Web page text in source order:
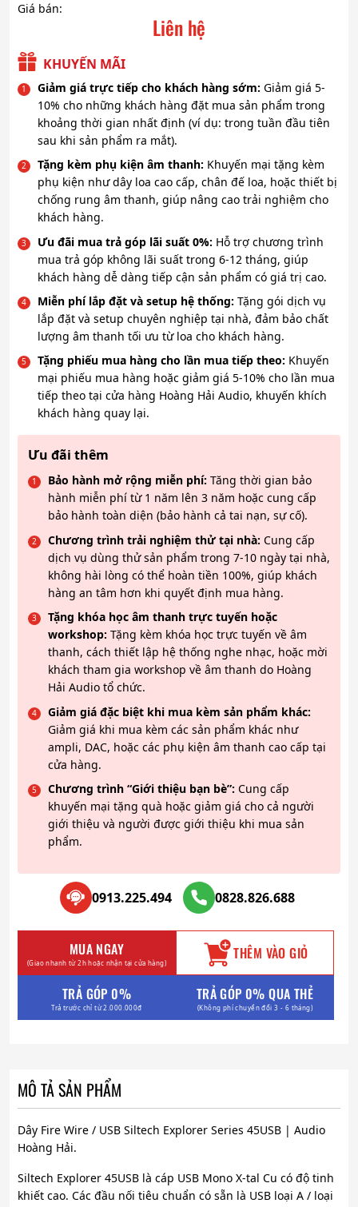
Giá bán:
Liên hệ
KHUYẾN MÃI
Giảm giá trực tiếp cho khách hàng sớm: Giảm giá 5-
10% cho những khách hàng đặt mua sản phẩm trong
khoảng thời gian nhất định (ví dụ: trong tuần đầu tiên
sau khi sản phẩm ra mắt).
Tặng kèm phụ kiện âm thanh: Khuyến mại tặng kèm
phụ kiện như dây loa cao cấp, chân đế loa, hoặc thiết bị
chống rung âm thanh, giúp nâng cao trải nghiệm cho
khách hàng.
Ưu đãi mua trả góp lãi suất 0%: Hỗ trợ chương trình
mua trả góp không lãi suất trong 6-12 tháng, giúp
khách hàng dễ dàng tiếp cận sản phẩm có giá trị cao.
Miễn phí lắp đặt và setup hệ thống: Tặng gói dịch vụ
lắp đặt và setup chuyên nghiệp tại nhà, đảm bảo chất
lượng âm thanh tối ưu từ loa cho khách hàng.
Tặng phiếu mua hàng cho lần mua tiếp theo: Khuyến
mại phiếu mua hàng hoặc giảm giá 5-10% cho lần mua
tiếp theo tại cửa hàng Hoàng Hải Audio, khuyến khích
khách hàng quay lại.
Ưu đãi thêm
Bảo hành mở rộng miễn phí: Tăng thời gian bảo
hành miễn phí từ 1 năm lên 3 năm hoặc cung cấp
bảo hành toàn diện (bảo hành cả tai nạn, sự cố).
Chương trình trải nghiệm thử tại nhà: Cung cấp
dịch vụ dùng thử sản phẩm trong 7-10 ngày tại nhà,
không hài lòng có thể hoàn tiền 100%, giúp khách
hàng an tâm hơn khi quyết định mua hàng.
Tặng khóa học âm thanh trực tuyến hoặc
workshop: Tặng kèm khóa học trực tuyến về âm
thanh, cách thiết lập hệ thống nghe nhạc, hoặc mời
khách tham gia workshop về âm thanh do Hoàng
Hải Audio tổ chức.
Giảm giá đặc biệt khi mua kèm sản phẩm khác:
Giảm giá khi mua kèm các sản phẩm khác như
ampli, DAC, hoặc các phụ kiện âm thanh cao cấp tại
cửa hàng.
Chương trình “Giới thiệu bạn bè”: Cung cấp
khuyến mại tặng quà hoặc giảm giá cho cả người
giới thiệu và người được giới thiệu khi mua sản
phẩm.
0913.225.494 0828.826.688
MUA NGAY
(Giao nhanh từ 2h hoặc nhận tại cửa hàng) THÊM VÀO GIỎ
TRẢ GÓP 0%
Trả trước chỉ từ 2.000.000đ
TRẢ GÓP 0% QUA THẺ
(Không phí chuyển đổi 3 - 6 tháng)
MÔ TẢ SẢN PHẨM
Dây Fire Wire / USB Siltech Explorer Series 45USB | Audio
Hoàng Hải.
Siltech Explorer 45USB là cáp USB Mono X-tal Cu có độ tinh
khiết cao. Các đầu nối tiêu chuẩn có sẵn là USB loại A / loại